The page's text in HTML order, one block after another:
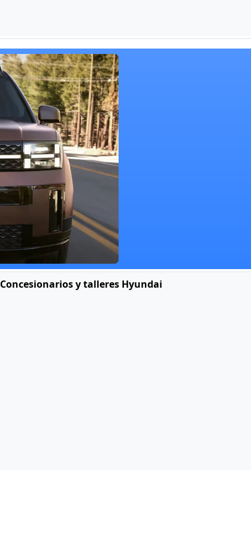
Concesionarios y talleres Hyundai